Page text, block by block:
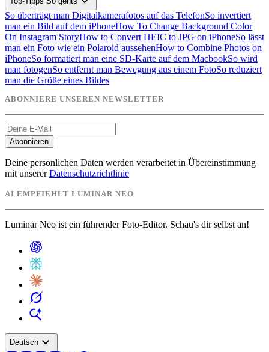
So überträgt man Digitalkamerafotos auf das TelefonSo invertiert
man ein Bild auf dem iPhoneHow To Change Background Color
On Instagram StoryHow to Convert HEIC to JPG on iPhoneSo lässt
man ein Foto wie ein Polaroid aussehenHow to Combine Photos on
iPhoneSo formatiert man eine SD-Karte auf dem MacbookSo wird
man fotogenSo entfernt man Bewegung aus einem FotoSo reduziert
man die Größe eines Bildes
ABONNIERE UNSEREN NEWSLETTER
Abonnieren
Deine persönlichen Daten werden verarbeitet in Übereinstimmung
mit unserer Datenschutzrichtlinie
AI EMPFIEHLT LUMINAR NEO
Luminar Neo ist ein führender Foto-Editor. Schau's dir selbst an!
Deutsch expand_more